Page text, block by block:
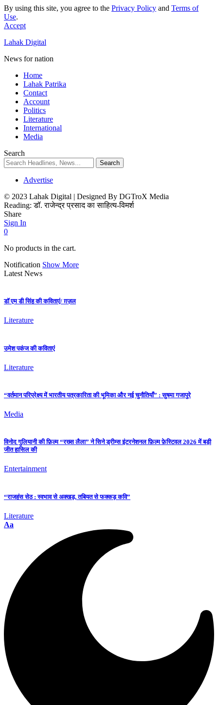
By using this site, you agree to the Privacy Policy and Terms of
Use.
Accept
Lahak Digital
News for nation
Home
Lahak Patrika
Contact
Account
Politics
Literature
International
Media
Search
Advertise
© 2023 Lahak Digital | Designed By DGTroX Media
Reading: डॉ. राजेन्द्र प्रसाद का साहित्य-विमर्श
Share
Sign In
0
No products in the cart.
Notification Show More
Latest News
डॉ एम डी सिंह की कविताएं/ ग़ज़ल
Literature
उमेश पकंज की कविताएं
Literature
“वर्तमान परिप्रेक्ष्य में भारतीय पत्रकारिता की भूमिका और नई चुनौतियाँ” : सुषमा गजापुरे
Media
विनोद गुलियानी की फ़िल्म “रख्स लैला” ने सिने ड्रीम्स इंटरनेशनल फ़िल्म फ़ेस्टिवल 2026 में बड़ी
जीत हासिल की
Entertainment
“राजहंस सेठ : स्वभाव से अक्खड़, तबियत से फक्कड़ कवि”
Literature
Aa